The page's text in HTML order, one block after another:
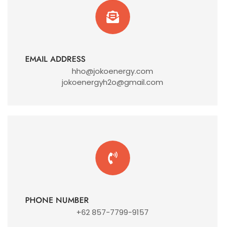
EMAIL ADDRESS
hho@jokoenergy.com
jokoenergyh2o@gmail.com
PHONE NUMBER
+62 857-7799-9157